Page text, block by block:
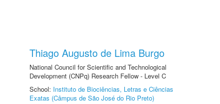
Thiago Augusto de Lima Burgo
National Council for Scientific and Technological
Development (CNPq) Research Fellow - Level C
School: Instituto de Biociências, Letras e Ciências
Exatas (Câmpus de São José do Rio Preto)